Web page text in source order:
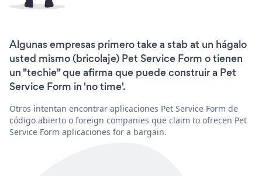
Algunas empresas primero take a stab at un hágalo
usted mismo (bricolaje) Pet Service Form o tienen
un "techie" que afirma que puede construir a Pet
Service Form in 'no time'.
Otros intentan encontrar aplicaciones Pet Service Form de
código abierto o foreign companies que claim to ofrecen Pet
Service Form aplicaciones for a bargain.